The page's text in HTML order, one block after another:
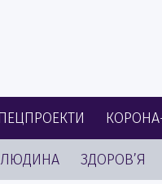
ЛЮДИНА ЗДОРОВ’Я